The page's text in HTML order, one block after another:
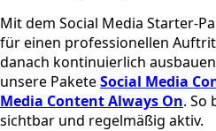
Mit dem Social Media Starter-
für einen professionellen
danach kontinuierlich
unsere PaketeSocial Media
Media Content Always On. So
sichtbar und regelmäßig aktiv.